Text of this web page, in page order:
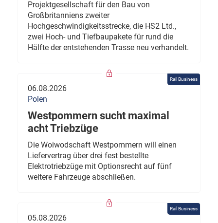
Projektgesellschaft für den Bau von
Großbritanniens zweiter
Hochgeschwindigkeitsstrecke, die HS2 Ltd.,
zwei Hoch- und Tiefbaupakete für rund die
Hälfte der entstehenden Trasse neu verhandelt.
Rail Business
06.08.2026
Polen
Westpommern sucht maximal
acht Triebzüge
Die Woiwodschaft Westpommern will einen
Liefervertrag über drei fest bestellte
Elektrotriebzüge mit Optionsrecht auf fünf
weitere Fahrzeuge abschließen.
Rail Business
05.08.2026